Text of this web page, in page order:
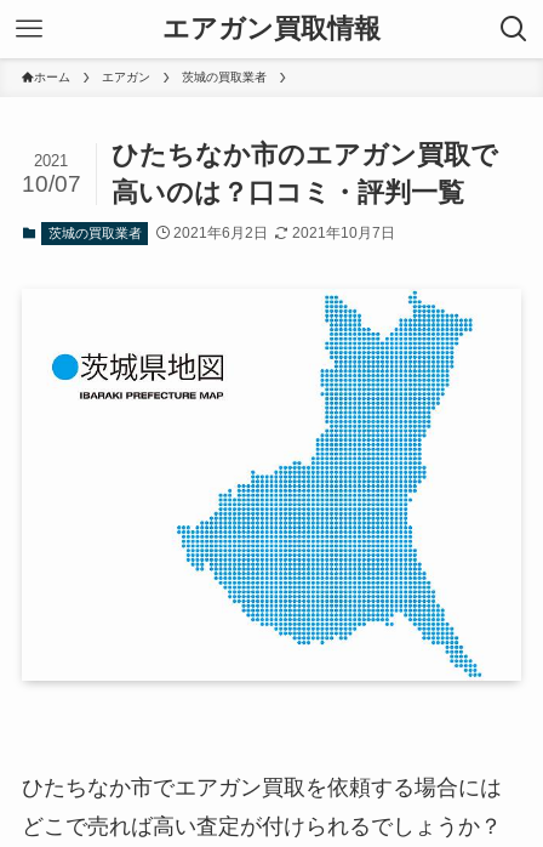
エアガン買取情報
ホーム エアガン 茨城の買取業者
ひたちなか市のエアガン買取で
高いのは？口コミ・評判一覧
2021
10/07
茨城の買取業者 2021年6月2日 2021年10月7日
ひたちなか市でエアガン買取を依頼する場合には
どこで売れば高い査定が付けられるでしょうか？